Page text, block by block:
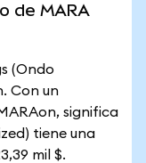
de MARA
(Ondo
Con un
significa
tiene una
mil $.